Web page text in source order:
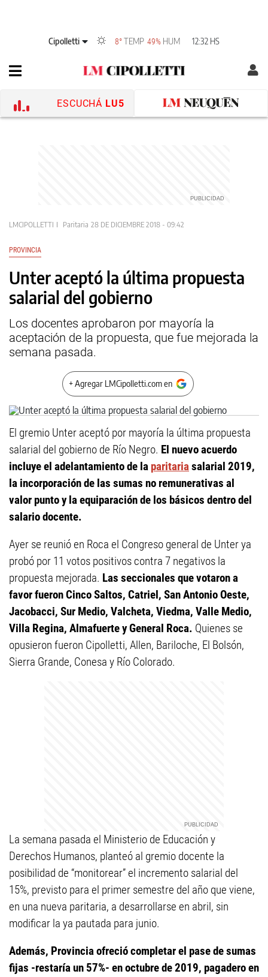
Cipolletti 8°TEMP 49% HUM 12:32 HS
ESCUCHÁ LU5
LMCIPOLLETTI Paritaria 28 DE DICIEMBRE 2018 - 09:42
PROVINCIA
Unter aceptó la última propuesta
salarial del gobierno
Los docentes aprobaron por mayoría la
aceptación de la propuesta, que fue mejorada la
semana pasada.
+ Agregar LMCipolletti.com en
El gremio Unter aceptó por mayoría la última propuesta
salarial del gobierno de Río Negro. El nuevo acuerdo
incluye el adelantamiento de la paritariasalarial 2019,
la incorporación de las sumas no remunerativas al
valor punto y la equiparación de los básicos dentro del
salario docente.
Ayer se reunió en Roca el Congreso general de Unter ya
probó por 11 votos positivos contra 7 negativos la
propuesta mejorada. Las seccionales que votaron a
favor fueron Cinco Saltos, Catriel, San Antonio Oeste,
Jacobacci, Sur Medio, Valcheta, Viedma, Valle Medio,
Villa Regina, Almafuerte y General Roca. Quienes se
opusieron fueron Cipolletti, Allen, Bariloche, El Bolsón,
Sierra Grande, Conesa y Río Colorado.
La semana pasada el Ministerio de Educación y
Derechos Humanos, planteó al gremio docente la
posibilidad de “monitorear” el incremento salarial del
15%, previsto para el primer semestre del año que viene,
en una nueva paritaria, a desarrollarse en abril, sin
modificar la ya pautada para junio.
Además, Provincia ofreció completar el pase de sumas
fijas -restaría un 57%- en octubre de 2019, pagadero en